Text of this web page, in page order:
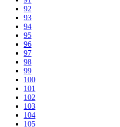
92
93
94
95
96
97
98
99
100
101
102
103
104
105